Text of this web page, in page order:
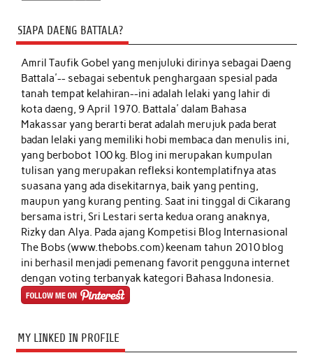
SIAPA DAENG BATTALA?
Amril Taufik Gobelyang menjuluki dirinya sebagai Daeng
Battala'-- sebagai sebentuk penghargaan spesial pada
tanah tempat kelahiran--ini adalah lelaki yang lahir di
kota daeng, 9 April 1970. Battala' dalam Bahasa
Makassar yang berarti berat adalah merujuk pada berat
badan lelaki yang memiliki hobi membaca dan menulis ini,
yang berbobot 100 kg. Blog ini merupakan kumpulan
tulisan yang merupakan refleksi kontemplatifnya atas
suasana yang ada disekitarnya, baik yang penting,
maupun yang kurang penting. Saat ini tinggal di Cikarang
bersama istri, Sri Lestari serta kedua orang anaknya,
Rizky dan Alya. Pada ajang Kompetisi Blog Internasional
The Bobs (www.thebobs.com) keenam tahun 2010 blog
ini berhasil menjadi pemenang favorit pengguna internet
dengan voting terbanyak kategori Bahasa Indonesia.
MY LINKED IN PROFILE